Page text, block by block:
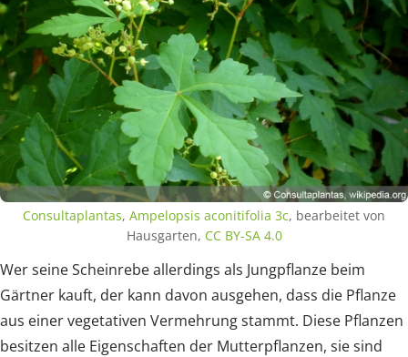
Consultaplantas, Ampelopsis aconitifolia 3c, bearbeitet von
Hausgarten, CC BY-SA 4.0
Wer seine Scheinrebe allerdings als Jungpflanze beim
Gärtner kauft, der kann davon ausgehen, dass die Pflanze
aus einer vegetativen Vermehrung stammt. Diese Pflanzen
besitzen alle Eigenschaften der Mutterpflanzen, sie sind